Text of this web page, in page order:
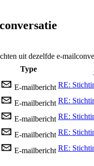
uit dezelfde e-
Type
E-mailbericht RE:
E-mailbericht RE:
E-mailbericht RE:
E-mailbericht RE:
E-mailbericht RE: